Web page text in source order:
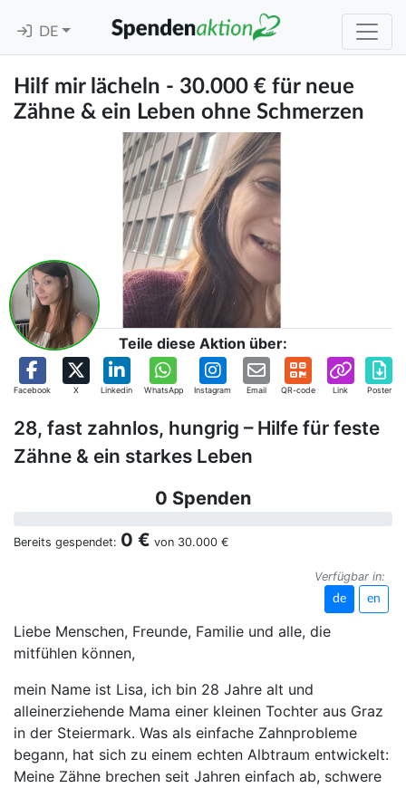
DE
Hilf mir lächeln - 30.000 € für neue
Zähne & ein Leben ohne Schmerzen
Teile diese Aktion über:
Facebook X Linkedin WhatsApp Instagram Email QR-code Link Poster
28, fast zahnlos, hungrig – Hilfe für feste
Zähne & ein starkes Leben
0 Spenden
Bereits gespendet: 0 € von 30.000 €
Verfügbar in:
de en
Liebe Menschen, Freunde, Familie und alle, die
mitfühlen können,
mein Name ist Lisa, ich bin 28 Jahre alt und
alleinerziehende Mama einer kleinen Tochter aus Graz
in der Steiermark. Was als einfache Zahnprobleme
begann, hat sich zu einem echten Albtraum entwickelt:
Meine Zähne brechen seit Jahren einfach ab, schwere